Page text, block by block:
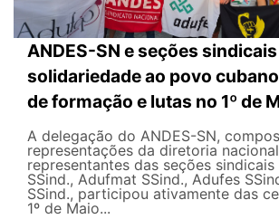
ANDES-SN e seções
solidariedade ao povo
de formação e lutas no 1º de
A delegação do ANDES-SN,
representações da diretoria
representantes das seções
SSind., Adufmat SSind., Adufes
SSind., participou ativamente das
1º de Maio...